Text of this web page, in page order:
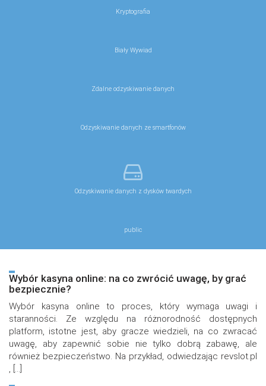
Kryptografia
Biały Wywiad
Zdalne odzyskiwanie danych
Odzyskiwanie danych ze smartfonów
Odzyskiwanie danych z dysków twardych
public
Wybór kasyna online: na co zwrócić uwagę, by grać
bezpiecznie?
Wybór kasyna online to proces, który wymaga uwagi i
staranności. Ze względu na różnorodność dostępnych
platform, istotne jest, aby gracze wiedzieli, na co zwracać
uwagę, aby zapewnić sobie nie tylko dobrą zabawę, ale
również bezpieczeństwo. Na przykład, odwiedzając revslot.pl
, […]